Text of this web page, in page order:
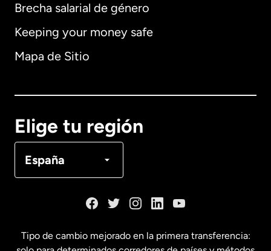
Brecha salarial de género
Keeping your money safe
Mapa de Sitio
Elige tu región
España
Alemania
Français
Tipo de cambio mejorado en la primera transferencia: